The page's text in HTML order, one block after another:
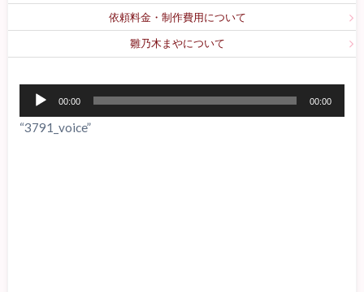
依頼料金・制作費用について
雛乃木まやについて
プ
00:00 00:00
“3791_voice”